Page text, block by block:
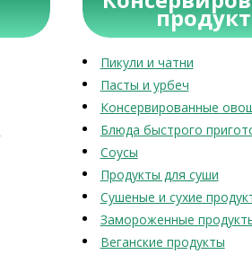
Пикули и чатни
Пасты и урбеч
Консервированные
Блюда быстрого
Соусы
Продукты для суши
Сушеные и сухие
Замороженные
Веганские продукты